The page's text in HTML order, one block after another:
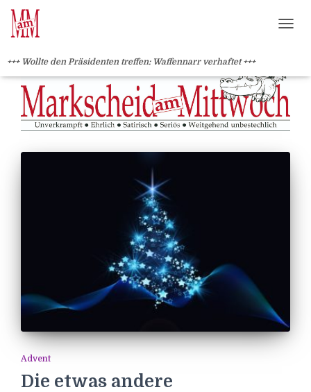
+++ Wollte den Präsidenten treffen: Waffennarr verhaftet +++
Advent
Die etwas andere